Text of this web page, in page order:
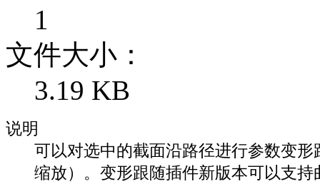
1
文件大小：
3.19 KB
说明
可以对选中的截面沿路径进行参数变形
缩放）。变形跟随插件新版本可以支持